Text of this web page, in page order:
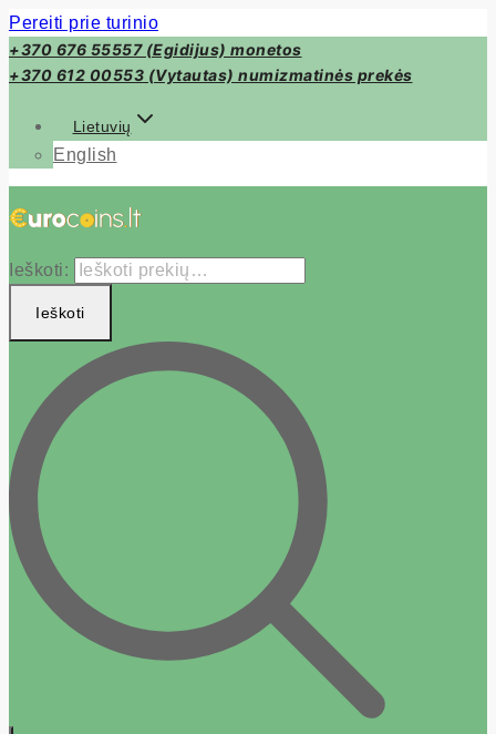
Pereiti prie turinio
+370 676 55557 (Egidijus) monetos
+370 612 00553 (Vytautas) numizmatinės prekės
Lietuvių
English
Ieškoti:
Ieškoti